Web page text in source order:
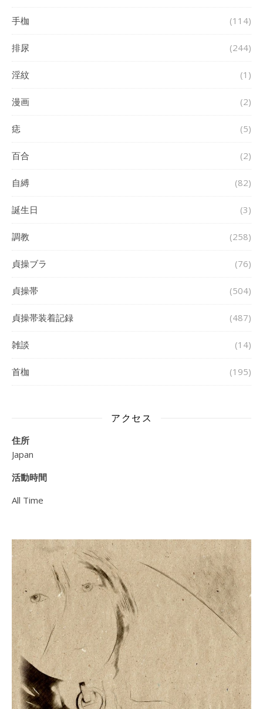
手枷 (114)
排尿 (244)
淫紋 (1)
漫画 (2)
痣 (5)
百合 (2)
自縛 (82)
誕生日 (3)
調教 (258)
貞操ブラ (76)
貞操帯 (504)
貞操帯装着記録 (487)
雑談 (14)
首枷 (195)
アクセス
住所
Japan
活動時間
All Time